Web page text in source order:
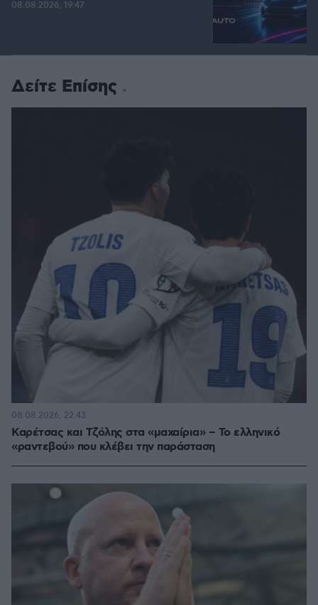
08.08.2026, 19:47
Δείτε Επίσης
Καρέτσας και Τζόλης στα «μαχαίρια» – Το ελληνικό
«ραντεβού» που κλέβει την παράσταση
08.08.2026, 22:43